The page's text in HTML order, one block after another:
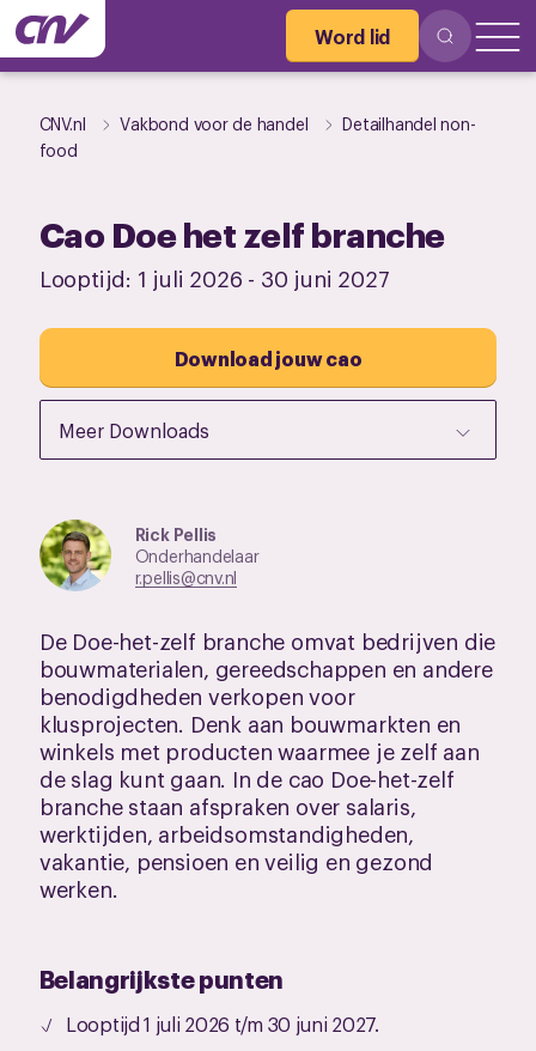
Word lid
CNV.nl Vakbond voor de handel
Detailhandel non-
food
Cao Doe het zelf branche
Looptijd: 1 juli 2026 - 30 juni 2027
Download jouw cao
Meer Downloads
Rick Pellis
Onderhandelaar
r.pellis@cnv.nl
De Doe-het-zelf branche omvat bedrijven die
bouwmaterialen, gereedschappen en andere
benodigdheden verkopen voor
klusprojecten. Denk aan bouwmarkten en
winkels met producten waarmee je zelf aan
de slag kunt gaan. In de cao Doe-het-zelf
branche staan afspraken over salaris,
werktijden, arbeidsomstandigheden,
vakantie, pensioen en veilig en gezond
werken.
Belangrijkste punten
Looptijd 1 juli 2026 t/m 30 juni 2027.